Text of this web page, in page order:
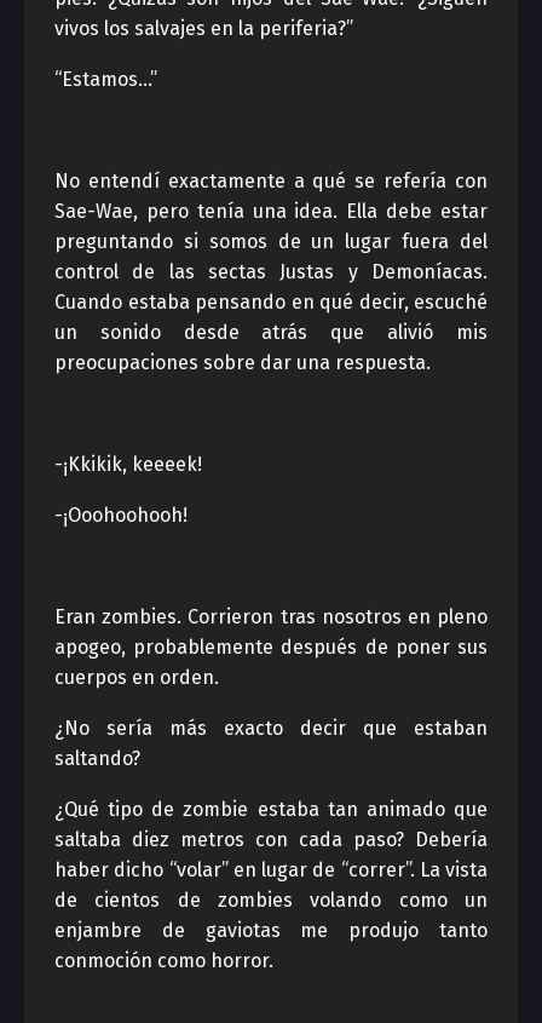
vivos los salvajes en la periferia?”
“Estamos…”
No entendí exactamente a qué se refería con
Sae-Wae, pero tenía una idea. Ella debe estar
preguntando si somos de un lugar fuera del
control de las sectas Justas y Demoníacas.
Cuando estaba pensando en qué decir, escuché
un sonido desde atrás que alivió mis
preocupaciones sobre dar una respuesta.
-¡Kkikik, keeeek!
-¡Ooohoohooh!
Eran zombies. Corrieron tras nosotros en pleno
apogeo, probablemente después de poner sus
cuerpos en orden.
¿No sería más exacto decir que estaban
saltando?
¿Qué tipo de zombie estaba tan animado que
saltaba diez metros con cada paso? Debería
haber dicho “volar” en lugar de “correr”. La vista
de cientos de zombies volando como un
enjambre de gaviotas me produjo tanto
conmoción como horror.